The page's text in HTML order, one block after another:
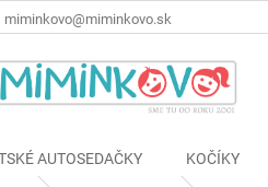
miminkovo@miminkovo.sk
AUTOSEDAČKY KOČÍKY